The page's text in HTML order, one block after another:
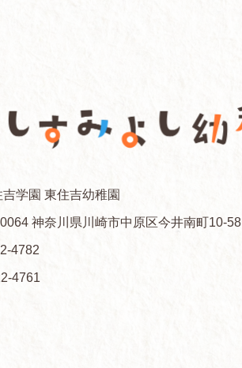
学園 東住吉幼稚園
神奈川県川崎市中原区今井南町10-58
4782
4761